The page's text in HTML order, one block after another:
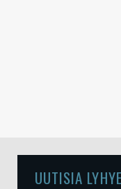
UUTISIA